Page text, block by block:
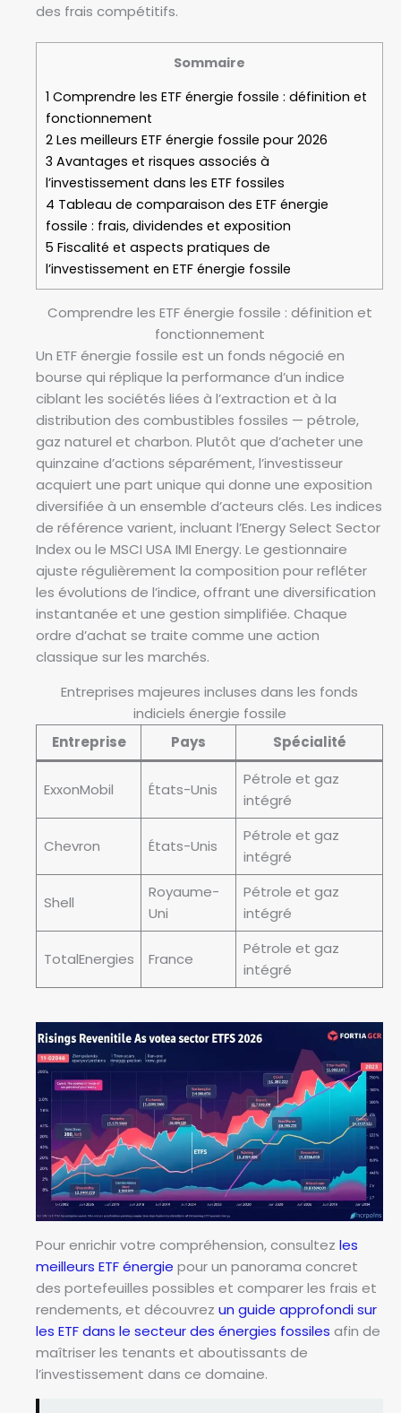
des frais compétitifs.
Sommaire
1 Comprendre les ETF énergie fossile : définition et
fonctionnement
2 Les meilleurs ETF énergie fossile pour 2026
3 Avantages et risques associés à
l’investissement dans les ETF fossiles
4 Tableau de comparaison des ETF énergie
fossile : frais, dividendes et exposition
5 Fiscalité et aspects pratiques de
l’investissement en ETF énergie fossile
Comprendre les ETF énergie fossile : définition et
fonctionnement
Un ETF énergie fossile est un fonds négocié en
bourse qui réplique la performance d’un indice
ciblant les sociétés liées à l’extraction et à la
distribution des combustibles fossiles — pétrole,
gaz naturel et charbon. Plutôt que d’acheter une
quinzaine d’actions séparément, l’investisseur
acquiert une part unique qui donne une exposition
diversifiée à un ensemble d’acteurs clés. Les indices
de référence varient, incluant l’Energy Select Sector
Index ou le MSCI USA IMI Energy. Le gestionnaire
ajuste régulièrement la composition pour refléter
les évolutions de l’indice, offrant une diversification
instantanée et une gestion simplifiée. Chaque
ordre d’achat se traite comme une action
classique sur les marchés.
Entreprises majeures incluses dans les fonds
indiciels énergie fossile
Entreprise
Pays Spécialité
ExxonMobil États-Unis
Pétrole et gaz
intégré
Chevron États-Unis
Pétrole et gaz
intégré
Shell
Royaume-
Uni
Pétrole et gaz
intégré
TotalEnergies France
Pétrole et gaz
intégré
Pour enrichir votre compréhension, consultez les
meilleurs ETF énergie pour un panorama concret
des portefeuilles possibles et comparer les frais et
rendements, et découvrez un guide approfondi sur
les ETF dans le secteur des énergies fossiles afin de
maîtriser les tenants et aboutissants de
l’investissement dans ce domaine.